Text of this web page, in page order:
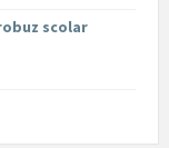
scolar